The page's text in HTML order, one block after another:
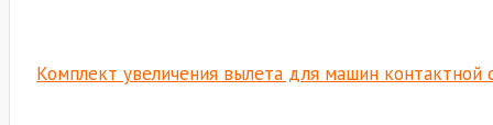
Комплект увеличения вылета для машин